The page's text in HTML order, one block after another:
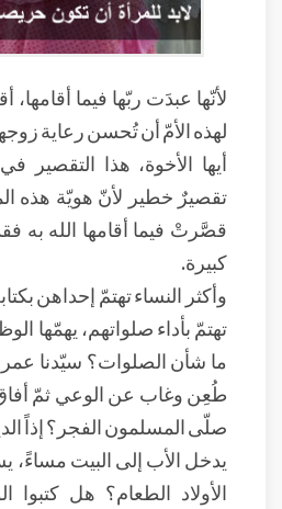
لأنّها عبدَت ربّها فيما أقامها،
لهذه الأمّ أن تُحسن رعاية
أيها الأخوة، هذا التقصير
تقصيرٌ خطير لأنّ هويّة هذه
قصَّرتْ فيما أقامها الله به
كبيرة.
وأكثر النساء تهتمّ إحداهن
تهتمّ بأداء صلواتهم، يهمّها
ما شأن الصلوات؟ سيّدنا
طُعِن وغاب عن الوعي ثمّ
صلّى المسلمون الفجر؟ إذاً
يدخل الأب إلى البيت مساءً،
الأولاد الطعام؟ هل كتبوا